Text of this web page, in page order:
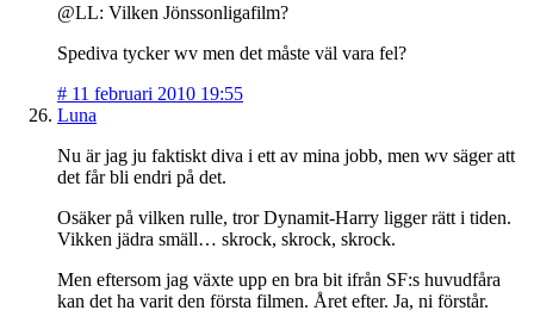
@LL: Vilken Jönssonligafilm?
Spediva tycker wv men det måste väl vara fel?
# 11 februari 2010 19:55
Luna
Nu är jag ju faktiskt diva i ett av mina jobb, men wv säger att
det får bli endri på det.
Osäker på vilken rulle, tror Dynamit-Harry ligger rätt i tiden.
Vikken jädra smäll… skrock, skrock, skrock.
Men eftersom jag växte upp en bra bit ifrån SF:s huvudfåra
kan det ha varit den första filmen. Året efter. Ja, ni förstår.